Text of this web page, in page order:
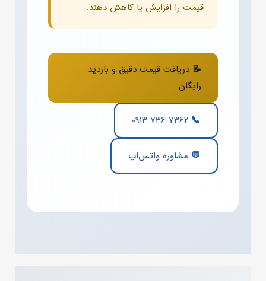
قیمت را افزایش یا کاهش دهند.
📝 دریافت قیمت دقیق و بازدید
رایگان
📞 0913 736 7362
💬 مشاوره واتس‌اپ